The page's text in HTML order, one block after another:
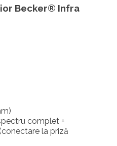
Becker® Infra
complet +
la priză